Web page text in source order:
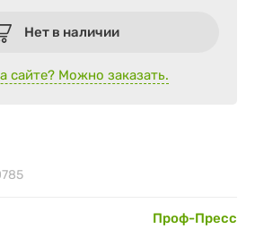
Нет в наличии
сайте? Можно заказать.
Проф-Пресс